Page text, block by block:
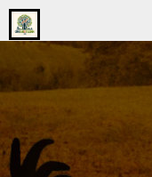
Go
to
home
page
onsgrotegezin.nl